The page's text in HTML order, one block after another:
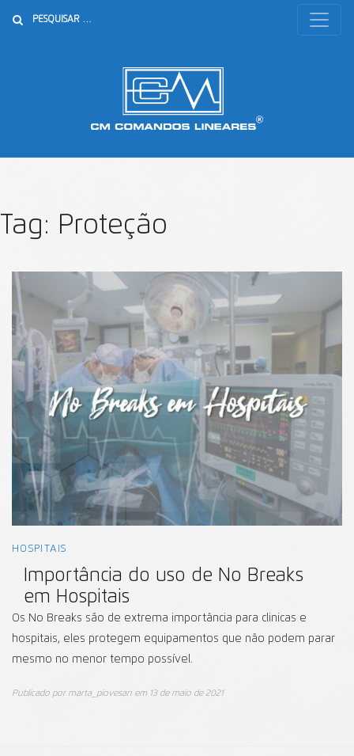
Tag: Proteção
HOSPITAIS
Importância do uso de No Breaks
em Hospitais
Os No Breaks são de extrema importância para clinicas e
hospitais, eles protegem equipamentos que não podem parar
mesmo no menor tempo possível.
Publicado por marta_piovesan em 13 de maio de 2021